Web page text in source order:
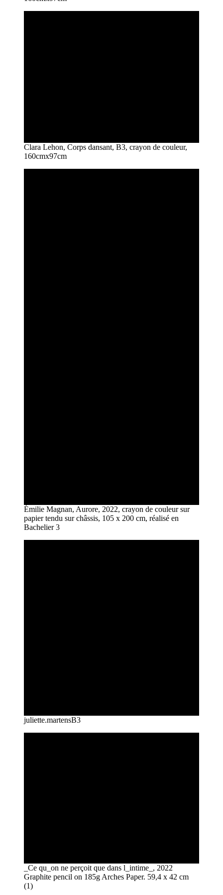
Clara Lehon, Corps dansant, B3, crayon de couleur,
160cmx97cm
Émilie Magnan, Aurore, 2022, crayon de couleur sur
papier tendu sur châssis, 105 x 200 cm, réalisé en
Bachelier 3
juliette.martensB3
_Ce qu_on ne perçoit que dans l_intime_, 2022
Graphite pencil on 185g Arches Paper. 59,4 x 42 cm
(1)